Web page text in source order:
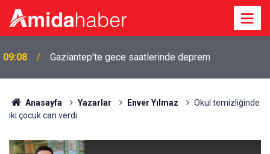
02:20
adalet bekliyor
Anasayfa Yazarlar Enver Yılmaz
Okul temizliğinde
iki çocuk can verdi